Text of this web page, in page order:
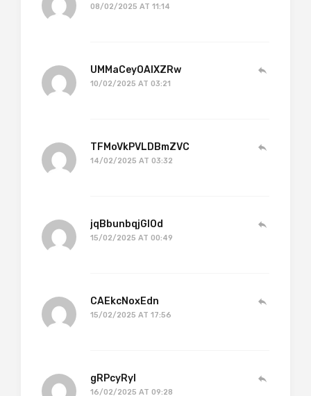
08/02/2025 AT 11:14
UMMaCeyOAIXZRw
10/02/2025 AT 03:21
TFMoVkPVLDBmZVC
14/02/2025 AT 03:32
jqBbunbqjGlOd
15/02/2025 AT 00:49
CAEkcNoxEdn
15/02/2025 AT 17:56
gRPcyRyl
16/02/2025 AT 09:28